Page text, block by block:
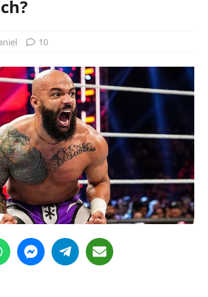
10